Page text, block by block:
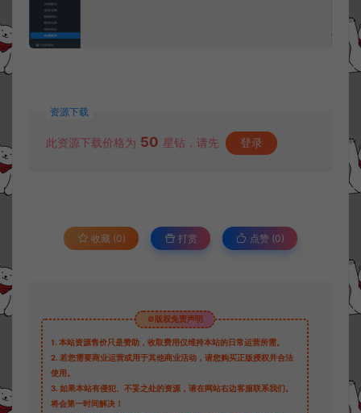
资源下载
此资源下载价格为 50 星钻，请先 登录
收藏 (0) 打赏 点赞 (0)
©版权免责声明
1. 本站资源售价只是赞助，收取费用仅维持本站的日常运营所需。
2. 若您需要商业运营或用于其他商业活动，请您购买正版授权并合法
使用。
3. 如果本站有侵犯、不妥之处的资源，请在网站右边客服联系我们。
将会第一时间解决！